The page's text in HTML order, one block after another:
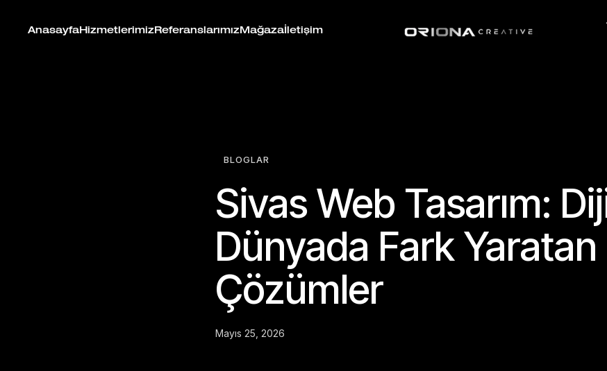
Anasayfa Hizmetlerimiz Referanslarımız Mağaza İletişim
BLOGLAR
Sivas Web Tasarım:
Dünyada Fark Yaratan
Çözümler
Mayıs 25, 2026